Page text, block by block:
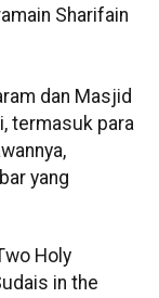
Sharifain
dan Masjid
termasuk para
yang
Holy
in the